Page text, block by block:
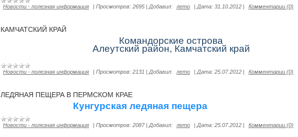
Новости - полезная информация | Просмотров: 2695 | Добавил: лето | Дата: 31.10.2012 | Комментарии (0)
КАМЧАТСКИЙ КРАЙ
Командорские острова
Алеутский район, Камчатский край
Новости - полезная информация | Просмотров: 2131 | Добавил: лето | Дата: 25.07.2012 | Комментарии (0)
ЛЕДЯНАЯ ПЕЩЕРА В ПЕРМСКОМ КРАЕ
Кунгурская ледяная пещера
Новости - полезная информация | Просмотров: 2087| Добавил: лето | Дата: 25.07.2012 | Комментарии (0)